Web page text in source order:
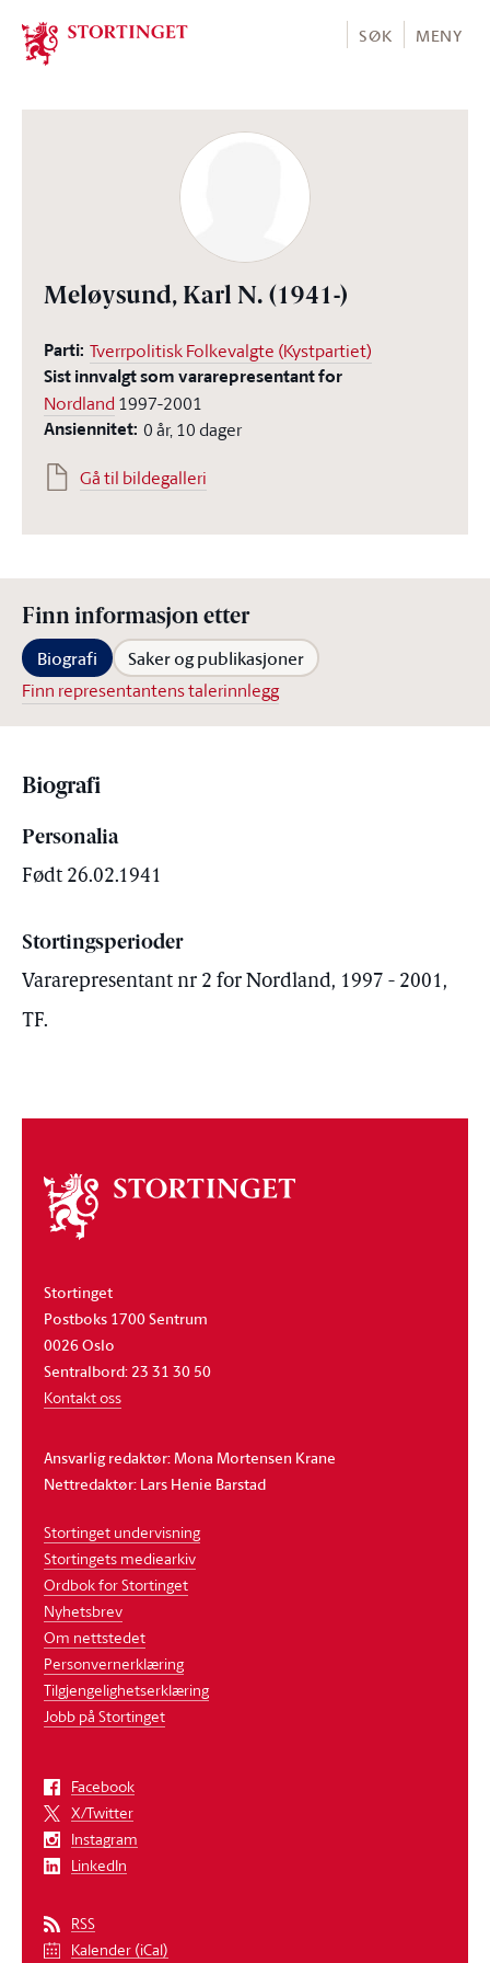
Stortinget.no
SØK MENY
Meløysund, Karl N. (1941-)
Parti: Tverrpolitisk Folkevalgte (Kystpartiet)
Sist innvalgt som vararepresentant for
Nordland 1997-2001
Ansiennitet: 0 år, 10 dager
Gå til bildegalleri
Finn informasjon etter
Biografi Saker og publikasjoner
Finn representantens talerinnlegg
Biografi
Personalia
Født 26.02.1941
Stortingsperioder
Vararepresentant nr 2 for Nordland, 1997 - 2001,
TF.
Om
stortinget
Stortinget
Postboks 1700 Sentrum
0026 Oslo
Sentralbord: 23 31 30 50
Kontakt oss
Ansvarlig redaktør: Mona Mortensen Krane
Nettredaktør: Lars Henie Barstad
Stortinget undervisning
Stortingets mediearkiv
Ordbok for Stortinget
Nyhetsbrev
Om nettstedet
Personvernerklæring
Tilgjengelighetserklæring
Jobb på Stortinget
Facebook
X/Twitter
Instagram
LinkedIn
RSS
Kalender (iCal)